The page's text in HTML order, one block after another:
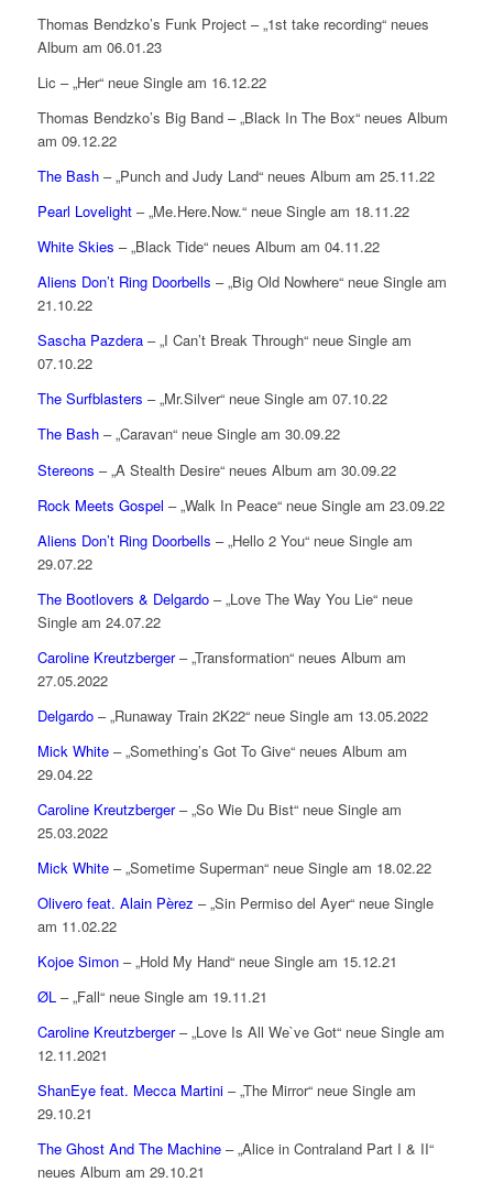
Thomas Bendzko’s Funk Project – „1st take recording“ neues
Album am 06.01.23
Lic – „Her“ neue Single am 16.12.22
Thomas Bendzko’s Big Band – „Black In The Box“ neues Album
am 09.12.22
The Bash– „Punch and Judy Land“ neues Album am 25.11.22
Pearl Lovelight– „Me.Here.Now.“ neue Single am 18.11.22
White Skies – „Black Tide“ neues Album am 04.11.22
Aliens Don’t Ring Doorbells – „Big Old Nowhere“ neue Single am
21.10.22
Sascha Pazdera– „I Can’t Break Through“ neue Single am
07.10.22
The Surfblasters – „Mr.Silver“ neue Single am 07.10.22
The Bash– „Caravan“ neue Single am 30.09.22
Stereons – „A Stealth Desire“ neues Album am 30.09.22
Rock Meets Gospel – „Walk In Peace“ neue Single am 23.09.22
Aliens Don’t Ring Doorbells – „Hello 2 You“ neue Single am
29.07.22
The Bootlovers & Delgardo– „Love The Way You Lie“ neue
Single am 24.07.22
Caroline Kreutzberger– „Transformation“ neues Album am
27.05.2022
Delgardo– „Runaway Train 2K22“ neue Single am 13.05.2022
Mick White– „Something’s Got To Give“ neues Album am
29.04.22
Caroline Kreutzberger– „So Wie Du Bist“ neue Single am
25.03.2022
Mick White– „Sometime Superman“ neue Single am 18.02.22
Olivero feat. Alain Pèrez – „Sin Permiso del Ayer“ neue Single
am 11.02.22
Kojoe Simon– „Hold My Hand“ neue Single am 15.12.21
ØL– „Fall“ neue Single am 19.11.21
Caroline Kreutzberger– „Love Is All We`ve Got“ neue Single am
12.11.2021
ShanEye feat. Mecca Martini– „The Mirror“ neue Single am
29.10.21
The Ghost And The Machine– „Alice in Contraland Part I & II“
neues Album am 29.10.21